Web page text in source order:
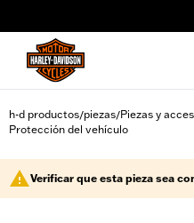
h-d productos/piezas/Piezas y
Protección del vehículo
Verificar que esta pieza sea